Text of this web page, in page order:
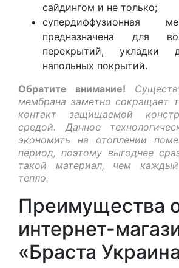
сайдингом и не только;
предназначена для
перекрытий, укладки
напольных покрытий.
Обратите внимание!
мембрана заметно сокращает
контакт защищаемой
средой. Данное
экономить на отоплении
период, поэтому выгоднее
такой материал, чем
тепло.
Преимущества
интернет-
«Браста